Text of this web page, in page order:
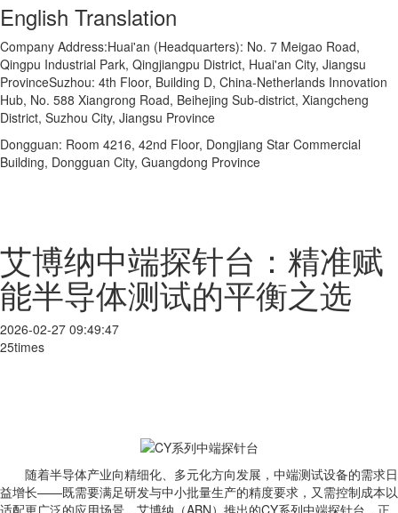
English Translation
Company Address:Huai'an (Headquarters): No. 7 Meigao Road,
Qingpu Industrial Park, Qingjiangpu District, Huai'an City, Jiangsu
ProvinceSuzhou: 4th Floor, Building D, China-Netherlands Innovation
Hub, No. 588 Xiangrong Road, Beihejing Sub-district, Xiangcheng
District, Suzhou City, Jiangsu Province
Dongguan: Room 4216, 42nd Floor, Dongjiang Star Commercial
Building, Dongguan City, Guangdong Province
艾博纳中端探针台：精准赋
能半导体测试的平衡之选
2026-02-27 09:49:47
25times
随着半导体产业向精细化、多元化方向发展，中端测试设备的需求日
益增长——既需要满足研发与中小批量生产的精度要求，又需控制成本以
适配更广泛的应用场景。艾博纳（ABN）推出的CY系列中端探针台，正